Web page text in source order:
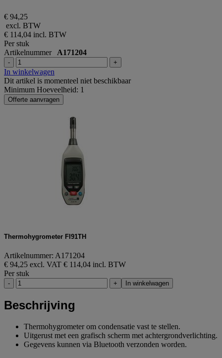
€ 94,25
excl. BTW
€ 114,04 incl. BTW
Per stuk
Artikelnummer A171204
- +
In winkelwagen
Dit artikel is momenteel niet beschikbaar
Minimum Hoeveelheid: 1
Offerte aanvragen
Thermohygrometer FI91TH
Artikelnummer: A171204
€ 94,25 excl. VAT € 114,04 incl. BTW
Per stuk
- + In winkelwagen
Beschrijving
Thermohygrometer om condensatie vast te stellen.
Uitgerust met een grafisch scherm met achtergrondverlichting.
Gegevens kunnen via Bluetooth verzonden worden.